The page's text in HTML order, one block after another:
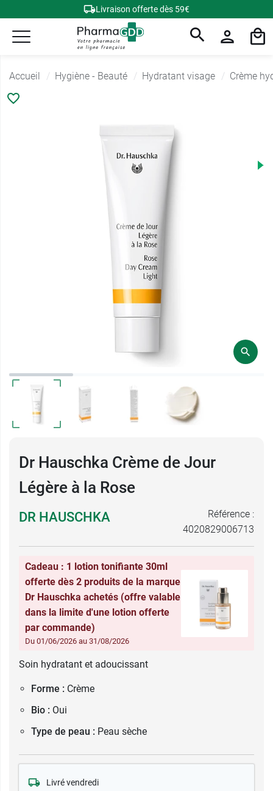
Livraison offerte dès 59€
Accueil Hygiène - Beauté Hydratant visage Crème
Dr Hauschka Crème de Jour
Légère à la Rose
DR HAUSCHKA
Référence :
4020829006713
Cadeau : 1 lotion tonifiante 30ml
offerte dès 2 produits de la marque
Dr Hauschka achetés (offre valable
dans la limite d'une lotion offerte
par commande)
Du 01/06/2026 au 31/08/2026
Soin hydratant et adoucissant
Forme : Crème
Bio : Oui
Type de peau : Peau sèche
Livré vendredi